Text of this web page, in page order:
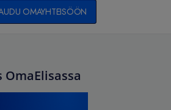
OMAYHTEISÖÖN